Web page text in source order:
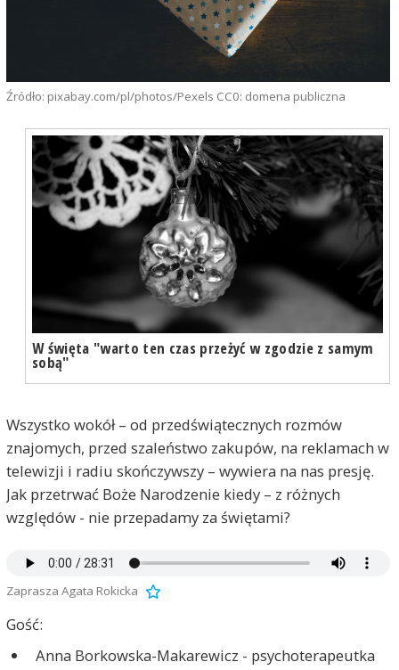
Źródło: pixabay.com/pl/photos/Pexels CC0: domena publiczna
W święta "warto ten czas przeżyć w zgodzie z samym
sobą"
Wszystko wokół – od przedświątecznych rozmów
znajomych, przed szaleństwo zakupów, na reklamach w
telewizji i radiu skończywszy – wywiera na nas presję.
Jak przetrwać Boże Narodzenie kiedy – z różnych
względów - nie przepadamy za świętami?
Zaprasza Agata Rokicka
Gość:
Anna Borkowska-Makarewicz - psychoterapeutka